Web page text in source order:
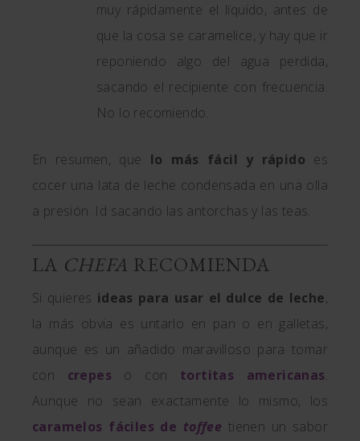
muy rápidamente el líquido, antes de
que la cosa se caramelice, y hay que ir
reponiendo algo del agua perdida,
sacando el recipiente con frecuencia.
No lo recomiendo.
En resumen, que lo más fácil y rápido es
cocer una lata de leche condensada en una olla
a presión. Id sacando las antorchas y las teas.
LA CHEFA RECOMIENDA
Si quieres ideas para usar el dulce de leche,
la más obvia es untarlo en pan o en galletas,
aunque es un añadido maravilloso para tomar
con crepes o con tortitas americanas.
Aunque no sean exactamente lo mismo, los
caramelos fáciles de toffee tienen un sabor